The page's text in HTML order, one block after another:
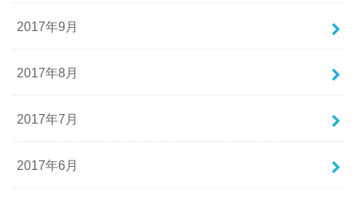
2017年9月
2017年8月
2017年7月
2017年6月